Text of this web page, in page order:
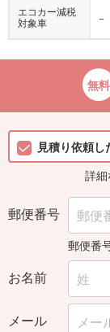
エコカー減税
対象車
−
見積り依頼し
詳
郵便番号
郵便番
お名前
メール